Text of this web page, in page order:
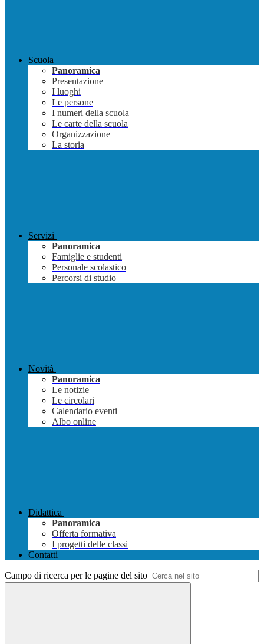
Scuola
Panoramica
Presentazione
I luoghi
Le persone
I numeri della scuola
Le carte della scuola
Organizzazione
La storia
Servizi
Panoramica
Famiglie e studenti
Personale scolastico
Percorsi di studio
Novità
Panoramica
Le notizie
Le circolari
Calendario eventi
Albo online
Didattica
Panoramica
Offerta formativa
I progetti delle classi
Contatti
Campo di ricerca per le pagine del sito